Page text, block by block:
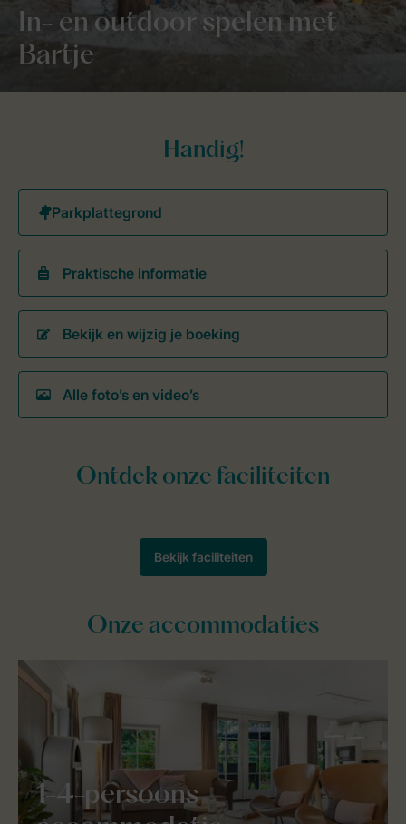
In- en outdoor spelen met
Bartje
Handig!
Praktische informatie
Bekijk en wijzig je boeking
Alle foto’s en video’s
Onze accommodaties
1-4-persoons